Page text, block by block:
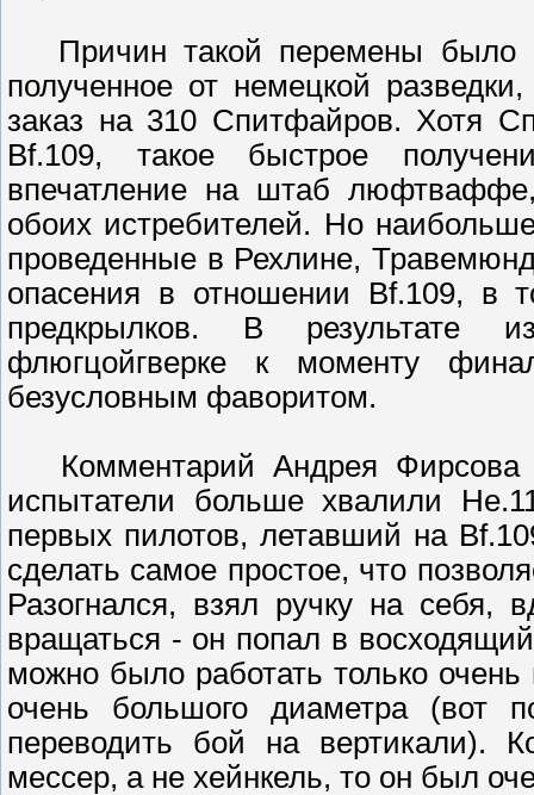
Причин такой перемены было
полученное от немецкой
заказ на 310 Спитфайров. Хотя
Bf.109, такое быстрое
впечатление на штаб
обоих истребителей. Hо
проведенные в Рехлине,
опасения в отношении Bf.109, в
предкрылков. В результате
флюгцойгверке к моменту
безусловным фаворитом.
Комментарий Андрея Фирсова -
испытатели больше хвалили
первых пилотов, летавший на
сделать самое простое, что
Разогнался, взял ручку на себя,
вращаться - он попал в
можно было работать только
очень большого диаметра (вот
переводить бой на вертикали).
мессер, а не хейнкель, то он был